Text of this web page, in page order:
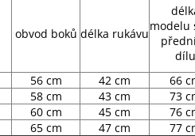
obvod boků délka rukávu
modelu
dílu
56 cm 42 cm
66
58 cm 43 cm
73
60 cm 45 cm
76
65 cm 47 cm 77